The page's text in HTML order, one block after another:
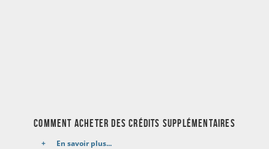
COMMENT ACHETER DES CRÉDITS SUPPLÉMENTAIRES
En savoir plus...